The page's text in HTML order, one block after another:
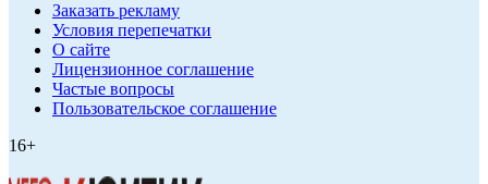
Заказать рекламу
Условия перепечатки
О сайте
Лицензионное соглашение
Частые вопросы
Пользовательское соглашение
16+